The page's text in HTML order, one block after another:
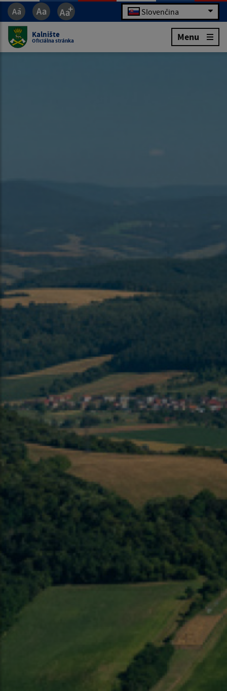
Slovenčina
Kalnište
Oficiálna stránka Menu